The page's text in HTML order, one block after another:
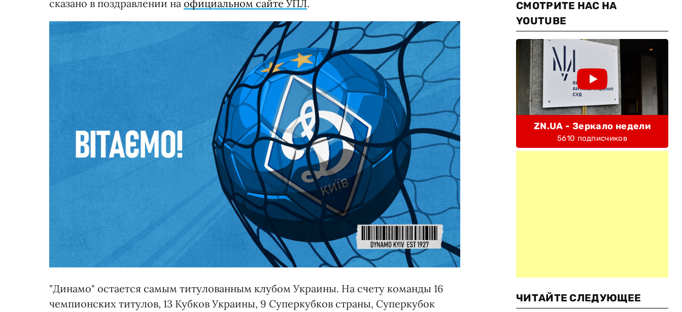
сказано в поздравлении на официальном сайте УПЛ.
"Динамо" остается самым титулованным клубом Украины. На счету команды 16
чемпионских титулов, 13 Кубков Украины, 9 Суперкубков страны, Суперкубок
СМОТРИТЕ НАС НА
YOUTUBE
ZN.UA - Зеркало недели
5610 подписчиков
ЧИТАЙТЕ СЛЕДУЮЩЕЕ